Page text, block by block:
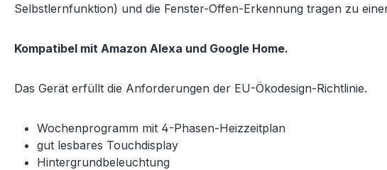
Selbstlernfunktion) und die Fenster-Offen-Erkennung tragen zu
Kompatibel mit Amazon Alexa und Google Home.
Das Gerät erfüllt die Anforderungen der EU-Ökodesign-Richtlinie.
Wochenprogramm mit 4-Phasen-Heizzeitplan
gut lesbares Touchdisplay
Hintergrundbeleuchtung